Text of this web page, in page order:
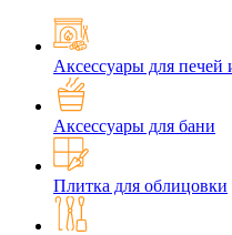
Аксессуары для печей
Аксессуары для бани
Плитка для облицовки